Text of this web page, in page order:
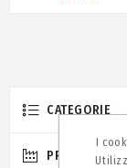
CATEGORIE
PRODUTTORI
I